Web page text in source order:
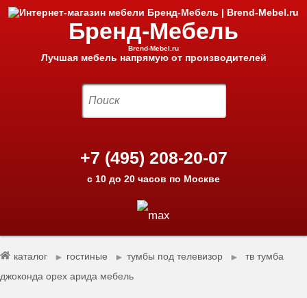
Бренд-Мебель
Brend-Mebel.ru
Лучшая мебель напрямую от производителей
+7 (495) 208-20-07
с 10 до 20 часов по Москве
каталог ► гостиные ► тумбы под телевизор ►
тв тумба
джоконда орех арида мебель